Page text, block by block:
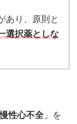
あり、原則と
選択薬としな
慢性心不全」を